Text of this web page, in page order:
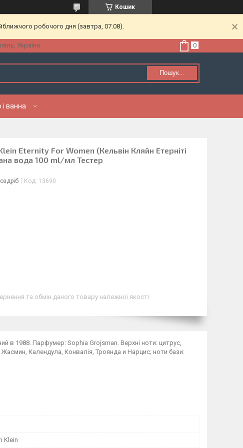
Кошик
робочого дня (завтра, 07.08).
Україна
Пошук...
і ванна
Eternity For Women (Кельвін Кляйн Етерніті
вода 100 ml/мл Тестер
Код: 13690
та обмін даного товару належної якості
в 1988. Парфумер: Sophia Grojsman. Верхні ноти: цитрус,
Календула, Конвалія, Троянда и Нарцис; ноти бази:
Klein